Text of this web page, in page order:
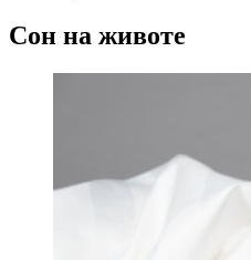
Сон на животе